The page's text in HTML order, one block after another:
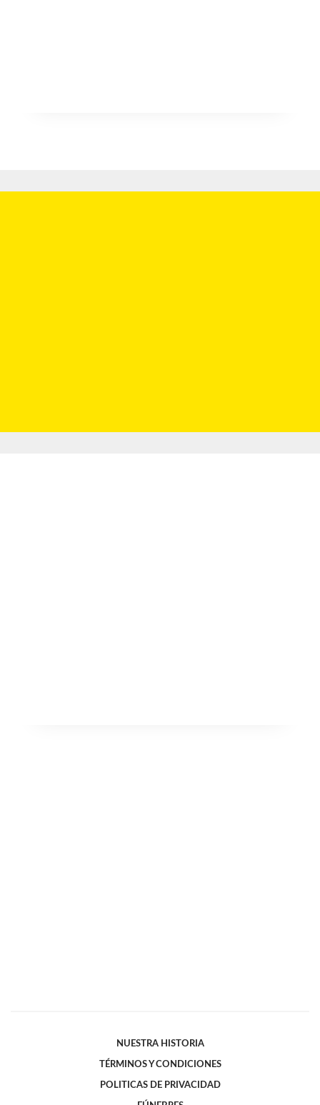
NUESTRA HISTORIA
TÉRMINOS Y CONDICIONES
POLITICAS DE PRIVACIDAD